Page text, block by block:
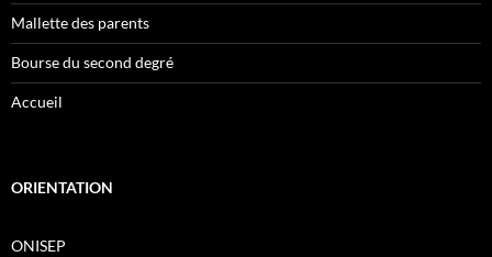
Mallette des parents
Bourse du second degré
Accueil
ORIENTATION
ONISEP